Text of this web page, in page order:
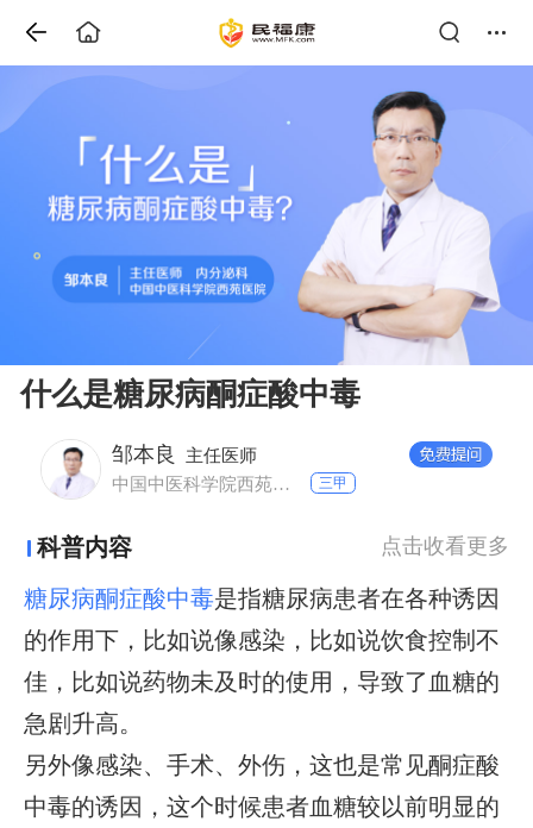
什么是糖尿病酮症酸中毒
邹本良
主任医师
中国中医科学院西苑医院 内分泌科
三甲
科普内容 点击收看更多
糖尿病酮症酸中毒是指糖尿病患者在各种诱因
的作用下，比如说像感染，比如说饮食控制不
佳，比如说药物未及时的使用，导致了血糖的
急剧升高。
另外像感染、手术、外伤，这也是常见酮症酸
中毒的诱因，这个时候患者血糖较以前明显的